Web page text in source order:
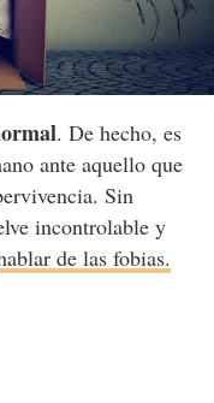
. De hecho, es
ante aquello que
Sin
incontrolable y
de las fobias.